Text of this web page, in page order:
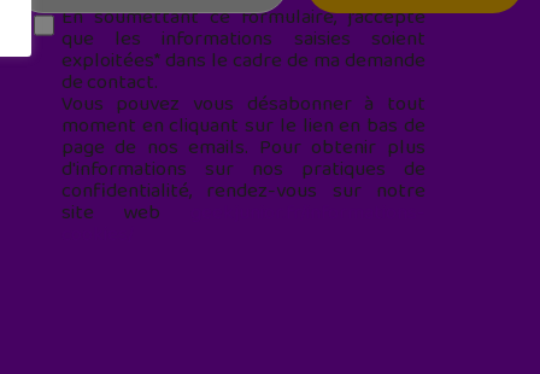
En soumettant ce formulaire, j’accepte
que les informations saisies soient
exploitées* dans le cadre de ma demande
de contact.
Vous pouvez vous désabonner à tout
moment en cliquant sur le lien en bas de
page de nos emails. Pour obtenir plus
d'informations sur nos pratiques de
confidentialité, rendez-vous sur notre
site web